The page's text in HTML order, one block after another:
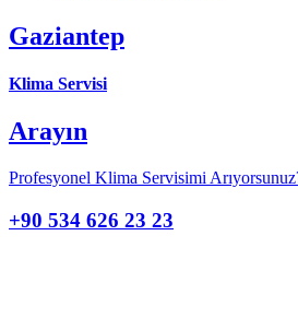
Gaziantep
Klima Servisi
Arayın
Profesyonel Klima Servisimi
+90 534 626 23 23